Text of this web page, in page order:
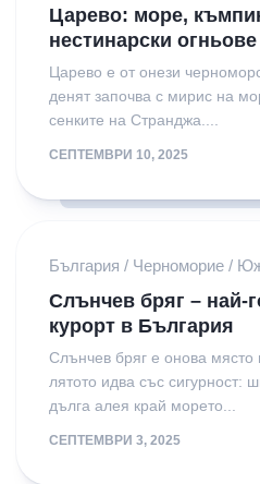
Царево: море,
нестинарски огньове
Царево е от онези
денят започва с мирис на
сенките на Странджа....
СЕПТЕМВРИ 10, 2025
България / Черноморие /
Слънчев бряг – най-
курорт в България
Слънчев бряг е онова място
лятото идва със сигурност:
дълга алея край морето...
СЕПТЕМВРИ 3, 2025